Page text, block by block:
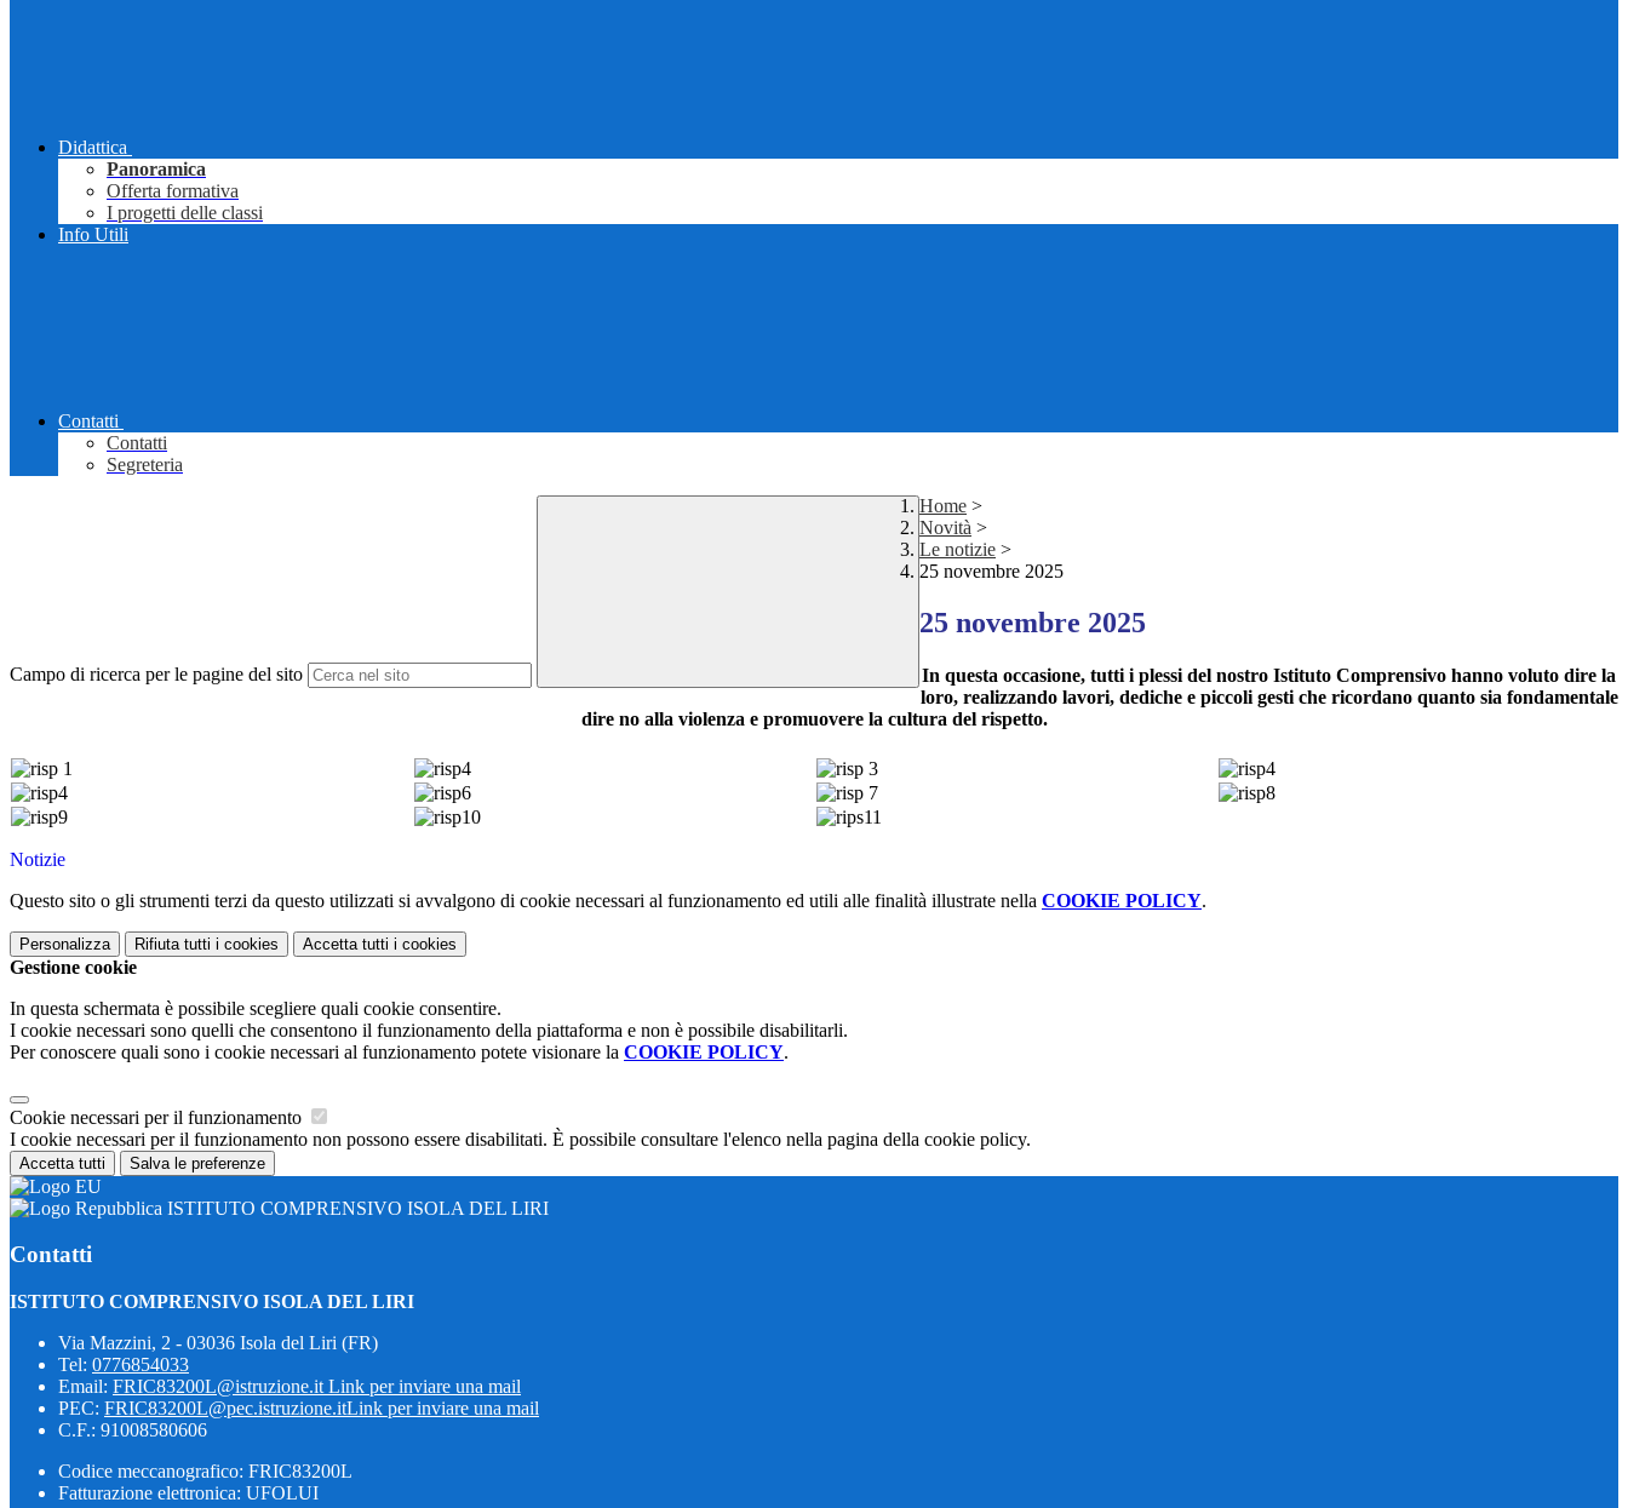
Didattica
Panoramica
Offerta formativa
I progetti delle classi
Info Utili
Contatti
Contatti
Segreteria
Campo di ricerca per le pagine del sito
Home >
Novità >
Le notizie >
25 novembre 2025
25 novembre 2025
In questa occasione, tutti i plessi del nostro Istituto Comprensivo hanno voluto dire la
loro, realizzando lavori, dediche e piccoli gesti che ricordano quanto sia fondamentale
dire no alla violenza e promuovere la cultura del rispetto.
Notizie
Questo sito o gli strumenti terzi da questo utilizzati si avvalgono di cookie necessari al funzionamento ed utili alle finalità illustrate nella COOKIE POLICY.
Personalizza Rifiuta tutti i cookies Accetta tutti i cookies
Gestione cookie
In questa schermata è possibile scegliere quali cookie consentire.
I cookie necessari sono quelli che consentono il funzionamento della piattaforma e non è possibile disabilitarli.
Per conoscere quali sono i cookie necessari al funzionamento potete visionare la COOKIE POLICY.
Cookie necessari per il funzionamento
I cookie necessari per il funzionamento non possono essere disabilitati. È possibile consultare l'elenco nella pagina della cookie policy.
Accetta tutti Salva le preferenze
ISTITUTO COMPRENSIVO ISOLA DEL LIRI
Contatti
ISTITUTO COMPRENSIVO ISOLA DEL LIRI
Via Mazzini, 2 - 03036 Isola del Liri (FR)
Tel: 0776854033
Email: FRIC83200L@istruzione.it Link per inviare una mail
PEC: FRIC83200L@pec.istruzione.itLink per inviare una mail
C.F.: 91008580606
Codice meccanografico: FRIC83200L
Fatturazione elettronica: UFOLUI